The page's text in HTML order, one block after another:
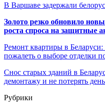
В Варшаве задержали
Золото резко обновило
роста спроса на защитные
Ремонт квартиры в Беларуси:
пожалеть о выборе отделки
Снос старых зданий в
демонтажу и не потерять
Рубрики